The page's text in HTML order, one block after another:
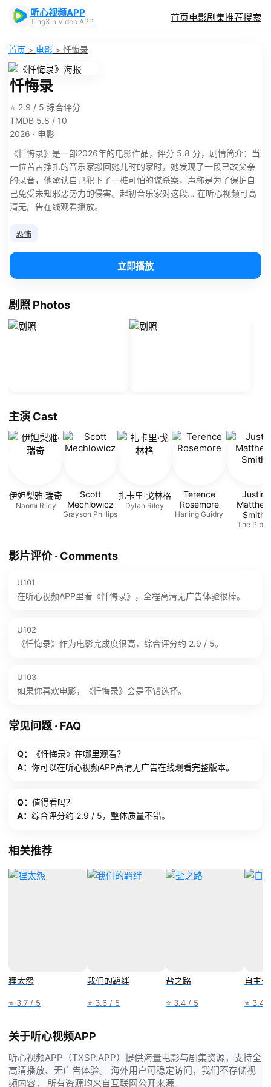
听心视频APP
TingXin Video APP 首页电影剧集推荐搜索
首页 > 电影 > 忏悔录
忏悔录
⭐ 2.9 / 5 综合评分
TMDB 5.8 / 10
2026 · 电影
《忏悔录》是一部2026年的电影作品，评分 5.8 分，剧情简介：当
一位苦苦挣扎的音乐家搬回她儿时的家时，她发现了一段已故父亲
的录音，他承认自己犯下了一桩可怕的谋杀案，声称是为了保护自
己免受未知邪恶势力的侵害。起初音乐家对这段… 在听心视频可高
清无广告在线观看播放。
恐怖
立即播放
剧照 Photos
主演 Cast
伊妲梨雅·瑞奇
Naomi Riley
Scott
Mechlowicz
Grayson Phillips
扎卡里·戈林格
Dylan Riley
Terence
Rosemore
Harling Guidry
Justin
Matthew
Smith
The Piper
影片评价 · Comments
U101
在听心视频APP里看《忏悔录》，全程高清无广告体验很棒。
U102
《忏悔录》作为电影完成度很高，综合评分约 2.9 / 5。
U103
如果你喜欢电影，《忏悔录》会是不错选择。
常见问题 · FAQ
Q：
《忏悔录》在哪里观看？
A： 你可以在听心视频APP高清无广告在线观看完整版本。
Q： 值得看吗？
A： 综合评分约 2.9 / 5，整体质量不错。
相关推荐
狸太怨
⭐ 3.7 / 5
我们的羁绊
⭐ 3.6 / 5
盐之路
⭐ 3.4 / 5
自主
⭐ 3.4
关于听心视频APP
听心视频APP（TXSP.APP）提供海量电影与剧集资源，支持全
高清播放、无广告体验。 海外用户可稳定访问，我们不存储视
频内容， 所有资源均来自互联网公开来源。